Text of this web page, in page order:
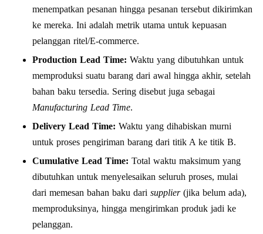
menempatkan pesanan hingga pesanan tersebut dikirimkan
ke mereka. Ini adalah metrik utama untuk kepuasan
pelanggan ritel/E-commerce.
Production Lead Time: Waktu yang dibutuhkan untuk
memproduksi suatu barang dari awal hingga akhir, setelah
bahan baku tersedia. Sering disebut juga sebagai
Manufacturing Lead Time.
Delivery Lead Time: Waktu yang dihabiskan murni
untuk proses pengiriman barang dari titik A ke titik B.
Cumulative Lead Time: Total waktu maksimum yang
dibutuhkan untuk menyelesaikan seluruh proses, mulai
dari memesan bahan baku dari supplier(jika belum ada),
memproduksinya, hingga mengirimkan produk jadi ke
pelanggan.